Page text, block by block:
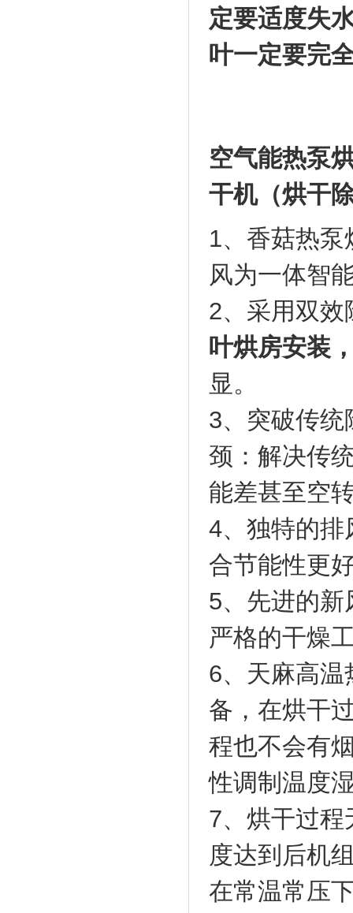
定要适度失
叶一定要完
空气能热泵
干机（烘干
1、香菇热
风为一体智
2、采用双
叶烘房安装
显。
3、突破传
颈：解决传
能差甚至空
4、独特的排
合节能性更
5、先进的
严格的干燥
6、天麻高
备，在烘干
程也不会有
性调制温度
7、烘干过
度达到后机
在常温常压